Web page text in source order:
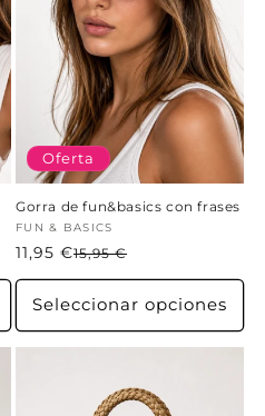
Oferta
Gorra de fun&basics con frases
Proveedor:
FUN & BASICS
habitual
15,95 €
de
oferta
11,95 €
Seleccionar opciones